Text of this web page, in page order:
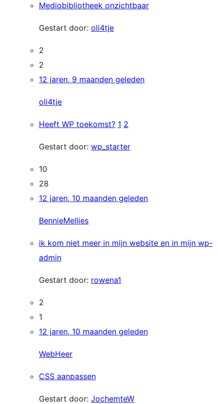
Mediobibliotheek onzichtbaar
Gestart door: oli4tje
2
2
12 jaren, 9 maanden geleden
oli4tje
Heeft WP toekomst? 1 2
Gestart door: wp_starter
10
28
12 jaren, 10 maanden geleden
BennieMellies
ik kom niet meer in mijn website en in mijn wp-
admin
Gestart door: rowena1
2
1
12 jaren, 10 maanden geleden
WebHeer
CSS aanpassen
Gestart door: JochemteW